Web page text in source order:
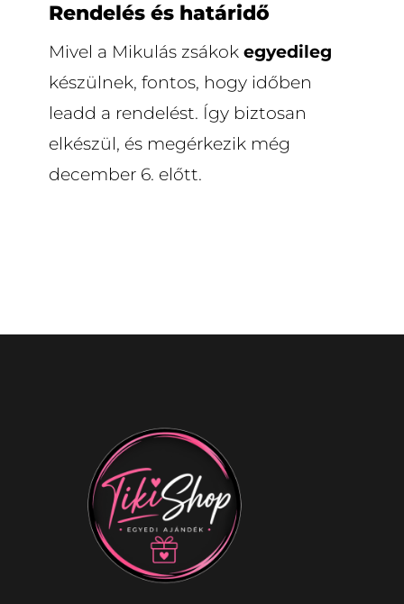
Rendelés és határidő
Mivel a Mikulás zsákok egyedileg
készülnek, fontos, hogy időben
leadd a rendelést. Így biztosan
elkészül, és megérkezik még
december 6. előtt.